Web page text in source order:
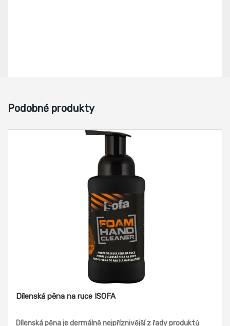
Podobné produkty
Dílenská pěna na ruce ISOFA
Dílenská pěna je dermálně nejpříznivější z řady produktů